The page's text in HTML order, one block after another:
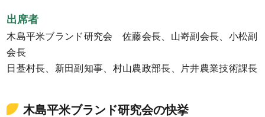
出席者
木島平米ブランド研究会 佐藤会長、山嵜副会長、小松副
会長
日䑓村長、新田副知事、村山農政部長、片井農業技術課長
木島平米ブランド研究会の快挙